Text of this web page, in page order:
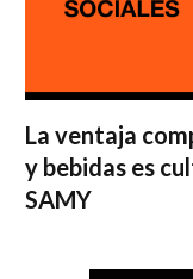
La ventaja
y bebidas es
SAMY